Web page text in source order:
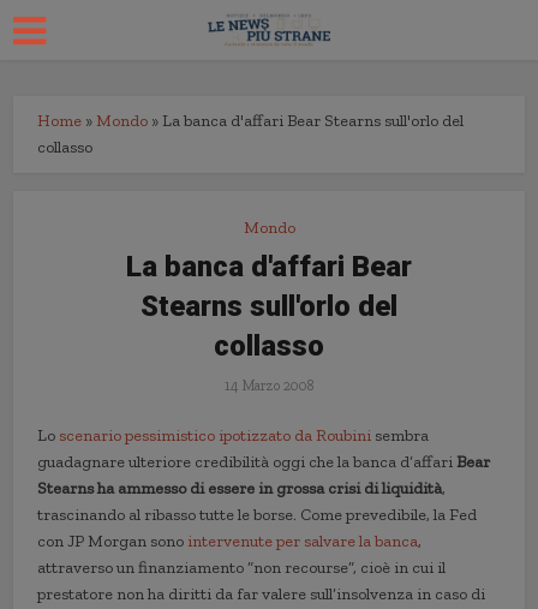
Home » Mondo » La banca d'affari Bear Stearns sull'orlo del
collasso
Mondo
La banca d'affari Bear
Stearns sull'orlo del
collasso
14 Marzo 2008
Lo scenario pessimistico ipotizzato da Roubini sembra
guadagnare ulteriore credibilità oggi che la banca d’affari Bear
Stearns ha ammesso di essere in grossa crisi di liquidità,
trascinando al ribasso tutte le borse. Come prevedibile, la Fed
con JP Morgan sono intervenute per salvare la banca,
attraverso un finanziamento “non recourse”, cioè in cui il
prestatore non ha diritti da far valere sull’insolvenza in caso di